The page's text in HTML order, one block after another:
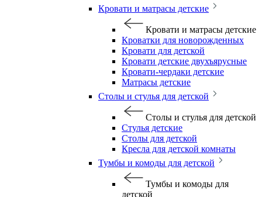
Кровати и матрасы детские
Кровати и матрасы детские
Кроватки для новорожденных
Кровати для детской
Кровати детские двухъярусные
Кровати-чердаки детские
Матрасы детские
Столы и стулья для детской
Столы и стулья для детской
Стулья детские
Столы для детской
Кресла для детской комнаты
Тумбы и комоды для детской
Тумбы и комоды для
детской